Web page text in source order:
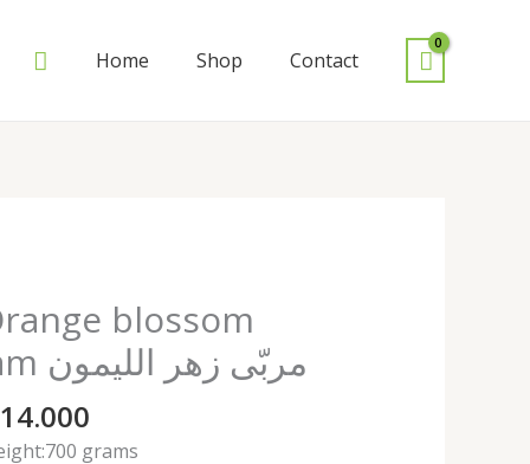
SearchHome Shop Contact
blossom
jam مربّى زهر الليمون
grams